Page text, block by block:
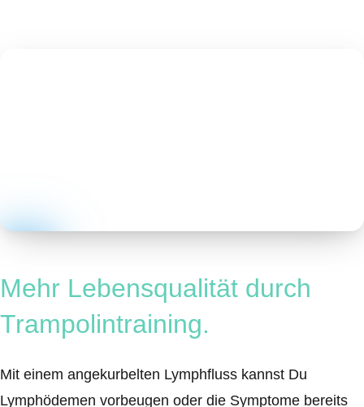
Mehr Lebensqualität durch
Trampolintraining.
Mit einem angekurbelten Lymphfluss kannst Du
Lymphödemen vorbeugen oder die Symptome bereits